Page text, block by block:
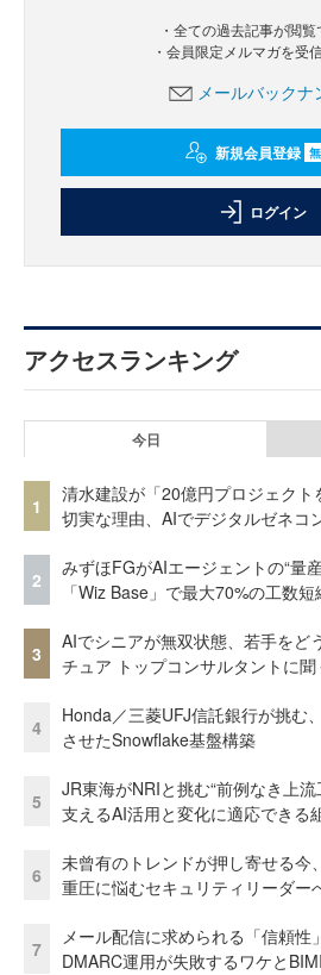
・全ての過去記事が閲
・会員限定メルマガを受
メールバックナ
新規会員登録
ログイン
アクセスランキング
今日
1
清水建設が「20億円プロジェク
切実な理由、AIでデジタルゼネコ
2
みずほFGがAIエージェントの“量
「Wiz Base」で最大70%の工数短
3
AIでシニアが無双状態、若手をど
チュア トップコンサルタントに聞
4
Honda／三菱UFJ信託銀行が挑む
させたSnowflake基盤構築
5
JR東海がNRIと挑む“前例なき上
支えるAI活用と変化に適応できる
6
未曾有のトレンドが押し寄せる今
重圧に悩むセキュリティリーダー
7
メール配信に求められる「信頼性
DMARC運用が失敗するワケと